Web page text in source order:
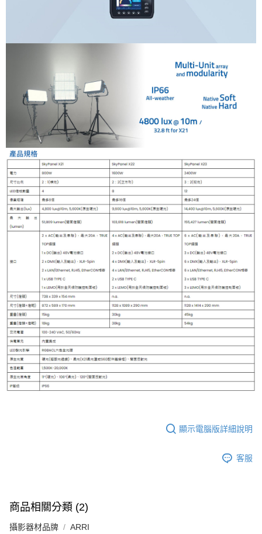
顯示電腦版詳細說明
客服
商品相關分類 (2)
攝影器材品牌 ARRI